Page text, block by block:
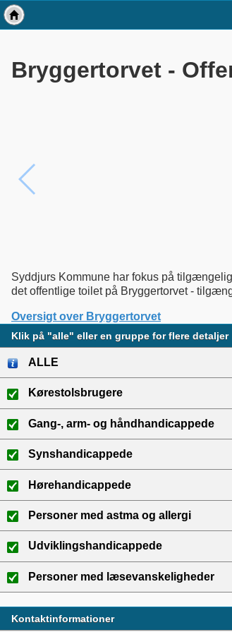
Bryggertorvet -
Syddjurs Kommune har fokus på
det offentlige toilet på Bryggertorvet -
Oversigt over Bryggertorvet
Klik på "alle" eller en gruppe for flere detaljer
ALLE
Kørestolsbrugere
Gang-, arm- og håndhandicappede
Synshandicappede
Hørehandicappede
Personer med astma og allergi
Udviklingshandicappede
Personer med læsevanskeligheder
Kontaktinformationer